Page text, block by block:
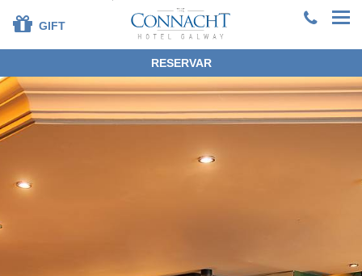
+353 91 381200
EN
DE ES FR ZH
CORPORATIVO
GIFT
RESERVAR